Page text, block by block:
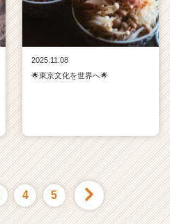
2025.11.08
🌟東京文化を世界へ🌟
4 5